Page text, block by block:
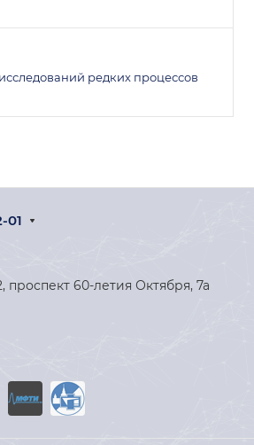
редких процессов
01
проспект 60-летия Октября, 7а